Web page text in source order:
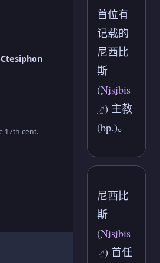
17th cent.
首位有
记载的
尼西比
斯
(Nisibis
) 主教
(bp.)。
尼西比
斯
(Nisibis
) 首任